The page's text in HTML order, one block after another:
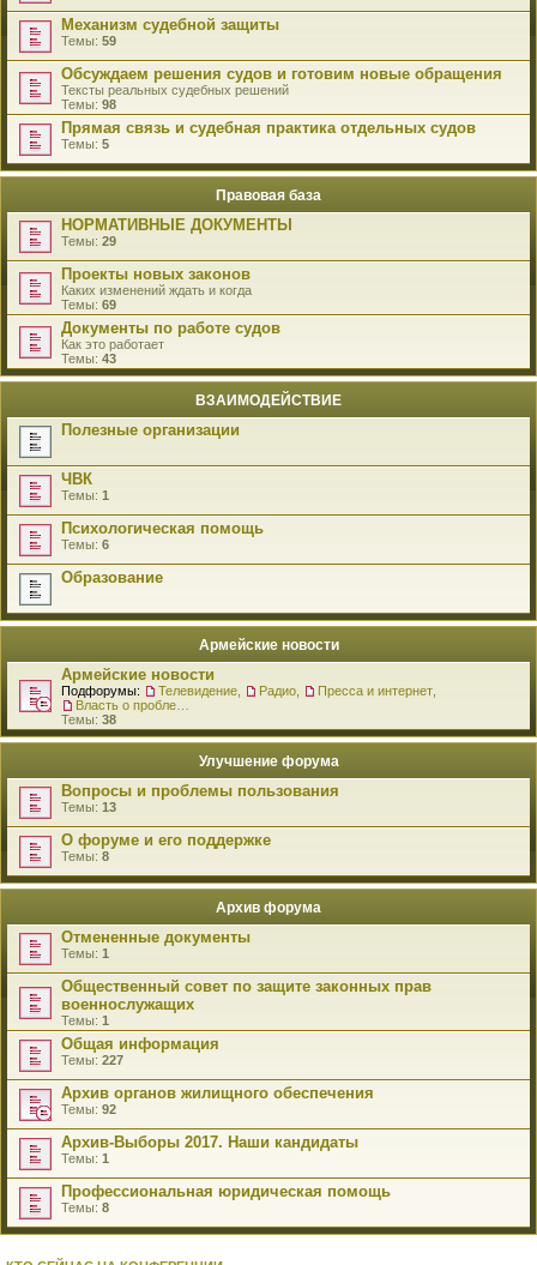
Механизм судебной защиты
Темы: 59
Обсуждаем решения судов и готовим новые обращения
Тексты реальных судебных решений
Темы: 98
Прямая связь и судебная практика отдельных судов
Темы: 5
Правовая база
НОРМАТИВНЫЕ ДОКУМЕНТЫ
Темы: 29
Проекты новых законов
Каких изменений ждать и когда
Темы: 69
Документы по работе судов
Как это работает
Темы: 43
ВЗАИМОДЕЙСТВИЕ
Полезные организации
ЧВК
Темы: 1
Психологическая помощь
Темы: 6
Образование
Армейские новости
Армейские новости
Подфорумы: Телевидение Радио Пресса и интернет
Темы: 38
Улучшение форума
Вопросы и проблемы пользования
Темы: 13
О форуме и его поддержке
Темы: 8
Архив форума
Отмененные документы
Темы: 1
Общественный совет по защите законных прав
военнослужащих
Темы: 1
Общая информация
Темы: 227
Архив органов жилищного обеспечения
Темы: 92
Архив-Выборы 2017. Наши кандидаты
Темы: 1
Профессиональная юридическая помощь
Темы: 8